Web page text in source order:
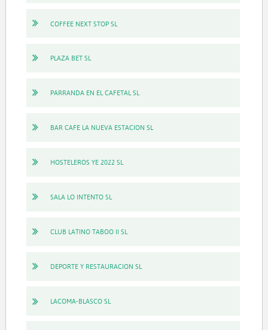
COFFEE NEXT STOP SL
PLAZA BET SL
PARRANDA EN EL CAFETAL SL
BAR CAFE LA NUEVA ESTACION SL
HOSTELEROS YE 2022 SL
SALA LO INTENTO SL
CLUB LATINO TABOO II SL
DEPORTE Y RESTAURACION SL
LACOMA-BLASCO SL